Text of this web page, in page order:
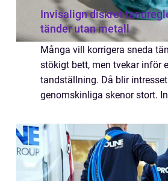
Invisalign diskret tandreglering för raka
tänder utan metall
Många vill korrigera sneda
stökigt bett, men tvekar inför
tandställning. Då blir
genomskinliga skenor stort.
genomskinliga plastskenor